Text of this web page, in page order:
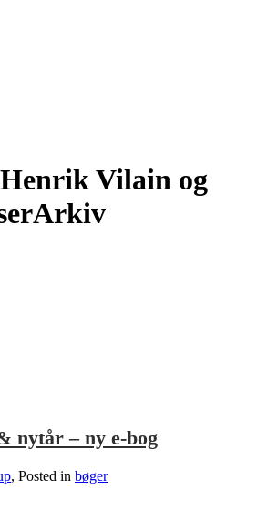
Vilain og
nytår – ny e-bog
, Posted in bøger